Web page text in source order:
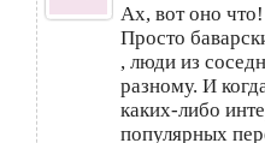
Ах, вот оно что!
Просто
, люди из
разному. И
каких-либо
популярных